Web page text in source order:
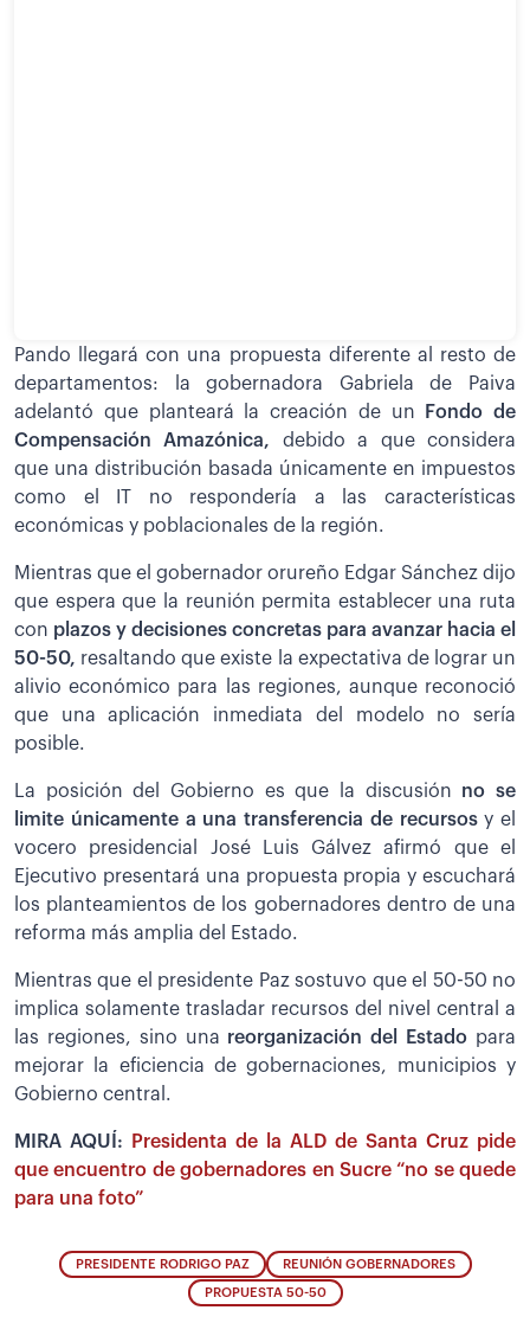
Pando llegará con una propuesta diferente al resto de
departamentos: la gobernadora Gabriela de Paiva
adelantó que planteará la creación de un
Fondo de
Compensación Amazónica, debido a que considera
que una distribución basada únicamente en impuestos
como el IT no respondería a las características
económicas y poblacionales de la región.
Mientras que el gobernador orureño Edgar Sánchez dijo
que espera que la reunión permita establecer una ruta
con plazos y decisiones concretas para avanzar hacia el
50-50, resaltando que existe la expectativa de lograr un
alivio económico para las regiones, aunque reconoció
que una aplicación inmediata del modelo no sería
posible.
La posición del Gobierno es que la discusión no se
limite únicamente a una transferencia de recursosy el
vocero presidencial José Luis Gálvez afirmó que el
Ejecutivo presentará una propuesta propia y escuchará
los planteamientos de los gobernadores dentro de una
reforma más amplia del Estado.
Mientras que el presidente Paz sostuvo que el 50-50 no
implica solamente trasladar recursos del nivel central a
las regiones, sino una reorganización del Estado para
mejorar la eficiencia de gobernaciones, municipios y
Gobierno central.
MIRA AQUÍ:
Presidenta de la ALD de Santa Cruz pide
que encuentro de gobernadores en Sucre “no se quede
para una foto”
PRESIDENTE RODRIGO PAZ REUNIÓN GOBERNADORES
PROPUESTA 50-50